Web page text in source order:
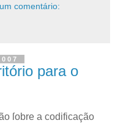
comentário:
para o
ſobre a codificação